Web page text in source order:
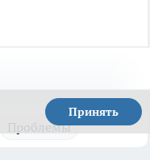
Принять
Проблемы